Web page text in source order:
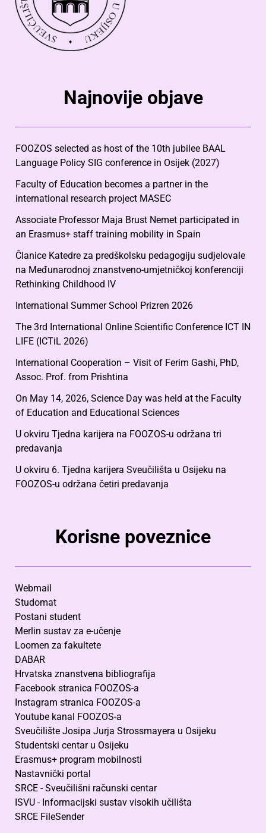
Najnovije objave
FOOZOS selected as host of the 10th jubilee BAAL
Language Policy SIG conference in Osijek (2027)
Faculty of Education becomes a partner in the
international research project MASEC
Associate Professor Maja Brust Nemet participated in
an Erasmus+ staff training mobility in Spain
Članice Katedre za predškolsku pedagogiju sudjelovale
na Međunarodnoj znanstveno-umjetničkoj konferenciji
Rethinking Childhood IV
International Summer School Prizren 2026
The 3rd International Online Scientific Conference ICT IN
LIFE (ICTiL 2026)
International Cooperation – Visit of Ferim Gashi, PhD,
Assoc. Prof. from Prishtina
On May 14, 2026, Science Day was held at the Faculty
of Education and Educational Sciences
U okviru Tjedna karijera na FOOZOS-u održana tri
predavanja
U okviru 6. Tjedna karijera Sveučilišta u Osijeku na
FOOZOS-u održana četiri predavanja
Korisne poveznice
Webmail
Studomat
Postani student
Merlin sustav za e-učenje
Loomen za fakultete
DABAR
Hrvatska znanstvena bibliografija
Facebook stranica FOOZOS-a
Instagram stranica FOOZOS-a
Youtube kanal FOOZOS-a
Sveučilište Josipa Jurja Strossmayera u Osijeku
Studentski centar u Osijeku
Erasmus+ program mobilnosti
Nastavnički portal
SRCE - Sveučilišni računski centar
ISVU - Informacijski sustav visokih učilišta
SRCE FileSender